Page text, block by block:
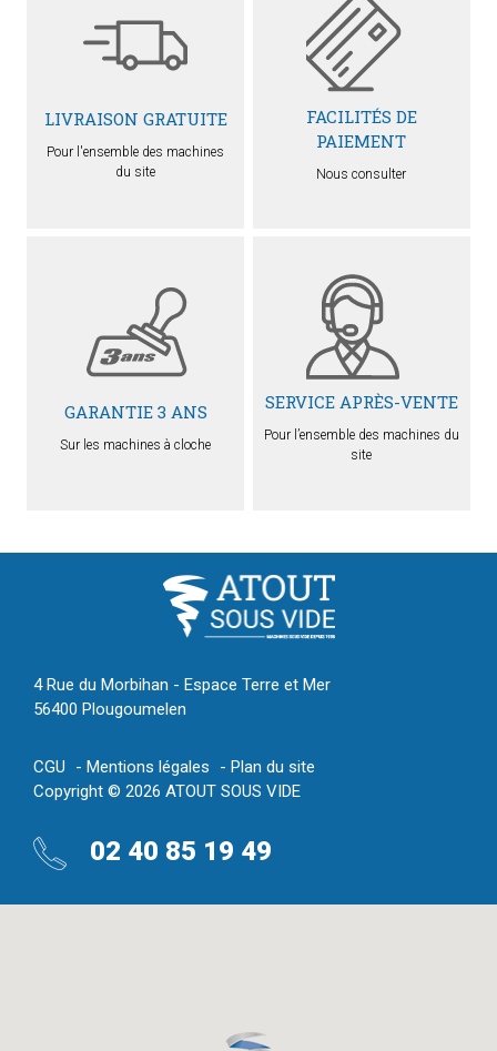
LIVRAISON GRATUITE
Pour l'ensemble des machines
du site
FACILITÉS DE
PAIEMENT
Nous consulter
GARANTIE 3 ANS
Sur les machines à cloche
SERVICE APRÈS-VENTE
Pour l’ensemble des machines du
site
4 Rue du Morbihan - Espace Terre et Mer
56400 Plougoumelen
CGU Mentions légales
Plan du site
Copyright © 2026 ATOUT SOUS VIDE
02 40 85 19 49